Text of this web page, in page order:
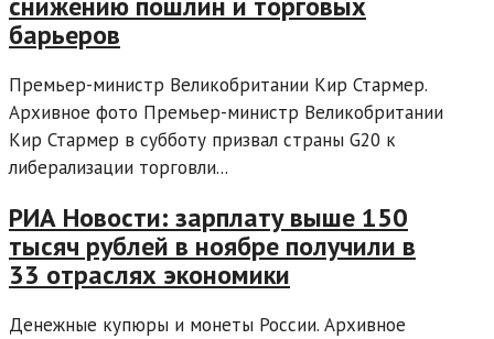
барьеров
Премьер-министр Великобритании Кир Стармер.
Архивное фото Премьер-министр Великобритании
Кир Стармер в субботу призвал страны G20 к
либерализации торговли...
РИА Новости: зарплату выше 150
тысяч рублей в ноябре получили в
33 отраслях экономики
Денежные купюры и монеты России. Архивное